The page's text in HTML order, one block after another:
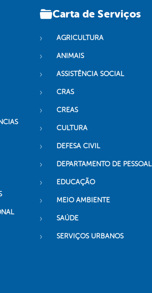
Carta de Serviços
AGRICULTURA
ANIMAIS
ASSISTÊNCIA SOCIAL
CRAS
CREAS
CULTURA
DEFESA CIVIL
DEPARTAMENTO DE PESSOAL
EDUCAÇÃO
MEIO AMBIENTE
SAÚDE
SERVIÇOS URBANOS